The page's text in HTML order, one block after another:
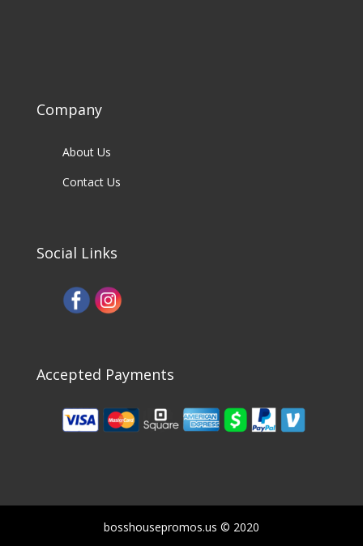
Company
About Us
Contact Us
Social Links
Accepted Payments
bosshousepromos.us © 2020